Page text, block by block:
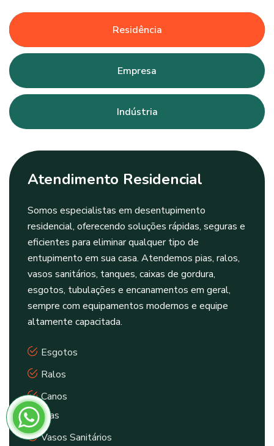
Residência
Empresa
Indústria
Atendimento Residencial
Somos especialistas em desentupimento
residencial, oferecendo soluções rápidas, seguras e
eficientes para eliminar qualquer tipo de
entupimento em sua casa. Atendemos pias, ralos,
vasos sanitários, tanques, caixas de gordura,
esgotos, tubulações e encanamentos em geral,
sempre com equipamentos modernos e equipe
altamente capacitada.
Esgotos
Ralos
Canos
Pias
Vasos Sanitários